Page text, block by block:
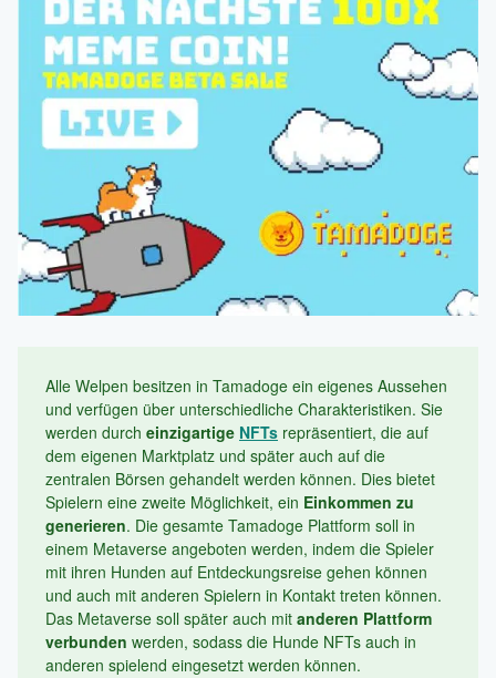
Alle Welpen besitzen in Tamadoge ein eigenes Aussehen
und verfügen über unterschiedliche Charakteristiken. Sie
werden durch einzigartige NFTs repräsentiert, die auf
dem eigenen Marktplatz und später auch auf die
zentralen Börsen gehandelt werden können. Dies bietet
Spielern eine zweite Möglichkeit, ein Einkommen zu
generieren. Die gesamte Tamadoge Plattform soll in
einem Metaverse angeboten werden, indem die Spieler
mit ihren Hunden auf Entdeckungsreise gehen können
und auch mit anderen Spielern in Kontakt treten können.
Das Metaverse soll später auch mit anderen Plattform
verbunden werden, sodass die Hunde NFTs auch in
anderen spielend eingesetzt werden können.